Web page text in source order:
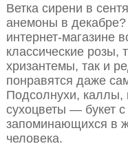
Ветка сирени в
анемоны в
интернет-магазине
классические
хризантемы, так и
понравятся даже
Подсолнухи, каллы,
сухоцветы — букет
запоминающихся в
человека.